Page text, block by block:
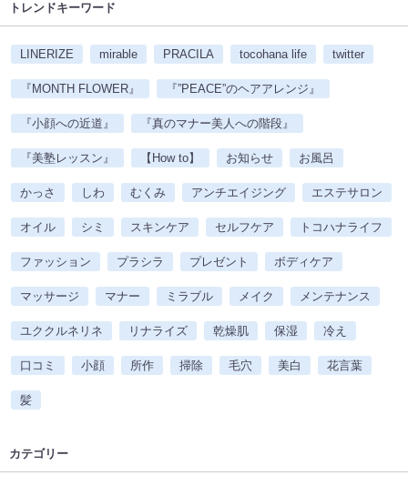
トレンドキーワード
LINERIZE mirable PRACILA tocohana life twitter
『MONTH FLOWER』 『”PEACE”のヘアアレンジ』
『小顔への近道』 『真のマナー美人への階段』
『美塾レッスン』 【How to】 お知らせ お風呂
かっさ しわ むくみ アンチエイジング エステサロン
オイル シミ スキンケア セルフケア トコハナライフ
ファッション プラシラ プレゼント ボディケア
マッサージ マナー ミラブル メイク メンテナンス
ユククルネリネ リナライズ 乾燥肌 保湿 冷え
口コミ 小顔 所作 掃除 毛穴 美白 花言葉
髪
カテゴリー